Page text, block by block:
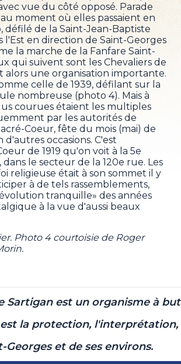
vue du côté opposé. Parade
moment où elles passaient en
de la Saint-Jean-Baptiste
en direction de Saint-Georges
la marche de la Fanfare Saint-
qui suivent sont les Chevaliers de
alors une organisation importante.
celle de 1939, défilant sur la
nombreuse (photo 4). Mais à
courues étaient les multiples
par les autorités de
Coeur, fête du mois (mai) de
occasions. C'est
de 1919 qu'on voit à la 5e
le secteur de la 120e rue. Les
religieuse était à son sommet il y
à de tels rassemblements,
tranquille» des années
à la vue d'aussi beaux
Photo 4 courtoisie de Roger
Sartigan est un organisme à but
la protection, l'interprétation,
et de ses environs.